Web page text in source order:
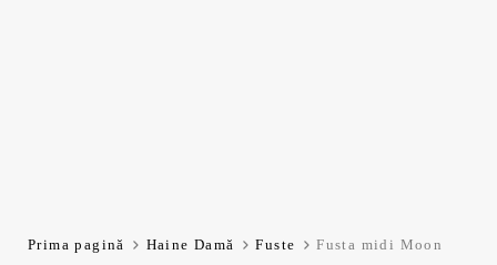
Prima pagină Haine Damă Fuste Fusta midi Moon